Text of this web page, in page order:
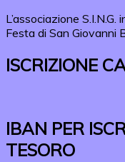
L’associazione
Festa di San Giovanni
ISCRIZIONE
IBAN PER
TESORO